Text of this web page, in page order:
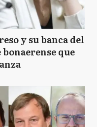
y su banca del
bonaerense que